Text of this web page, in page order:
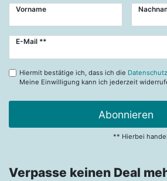
Vorname
E-Mail **
Newsletter
Hiermit bestätige ich, dass ich die
Meine Einwilligung kann ich jederzeit
Abonnieren
** Hierbei
Verpasse keinen Deal